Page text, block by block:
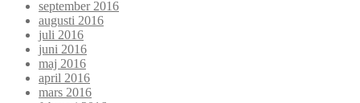
september 2016
augusti 2016
juli 2016
juni 2016
maj 2016
april 2016
mars 2016